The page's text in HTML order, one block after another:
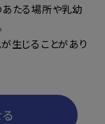
たる場所や乳幼
生じることがあり